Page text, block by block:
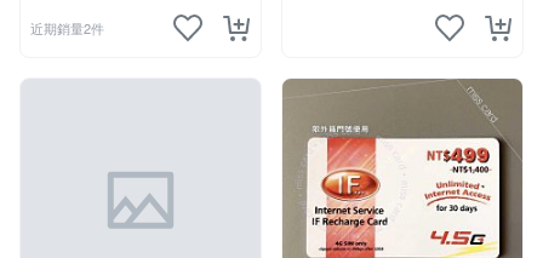
近期銷量2件